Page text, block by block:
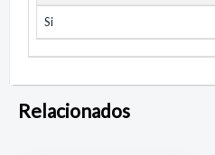
Si
Relacionados